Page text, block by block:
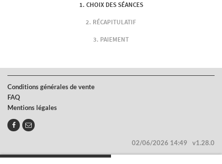
CHOIX DES SÉANCES
RÉCAPITULATIF
PAIEMENT
Conditions générales de vente
FAQ
Mentions légales
02/06/2026 14:49 v1.28.0